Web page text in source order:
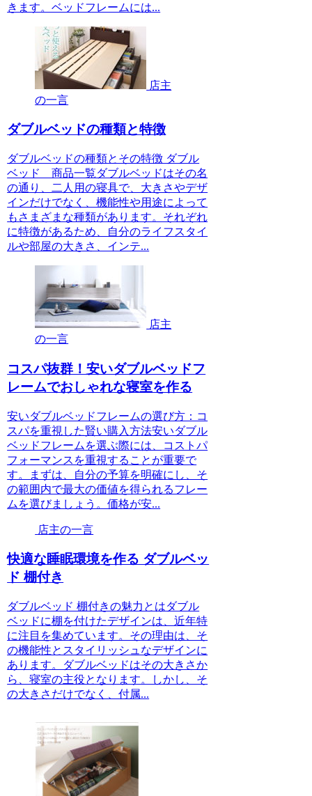
きます。ベッドフレームには...
店主
の一言
ダブルベッドの種類と特徴
ダブルベッドの種類とその特徴 ダブル
ベッド 商品一覧ダブルベッドはその名
の通り、二人用の寝具で、大きさやデザ
インだけでなく、機能性や用途によって
もさまざまな種類があります。それぞれ
に特徴があるため、自分のライフスタイ
ルや部屋の大きさ、インテ...
店主
の一言
コスパ抜群！安いダブルベッドフ
レームでおしゃれな寝室を作る
安いダブルベッドフレームの選び方：コ
スパを重視した賢い購入方法安いダブル
ベッドフレームを選ぶ際には、コストパ
フォーマンスを重視することが重要で
す。まずは、自分の予算を明確にし、そ
の範囲内で最大の価値を得られるフレー
ムを選びましょう。価格が安...
店主の一言
快適な睡眠環境を作る ダブルベッ
ド 棚付き
ダブルベッド 棚付きの魅力とはダブル
ベッドに棚を付けたデザインは、近年特
に注目を集めています。その理由は、そ
の機能性とスタイリッシュなデザインに
あります。ダブルベッドはその大きさか
ら、寝室の主役となります。しかし、そ
の大きさだけでなく、付属...